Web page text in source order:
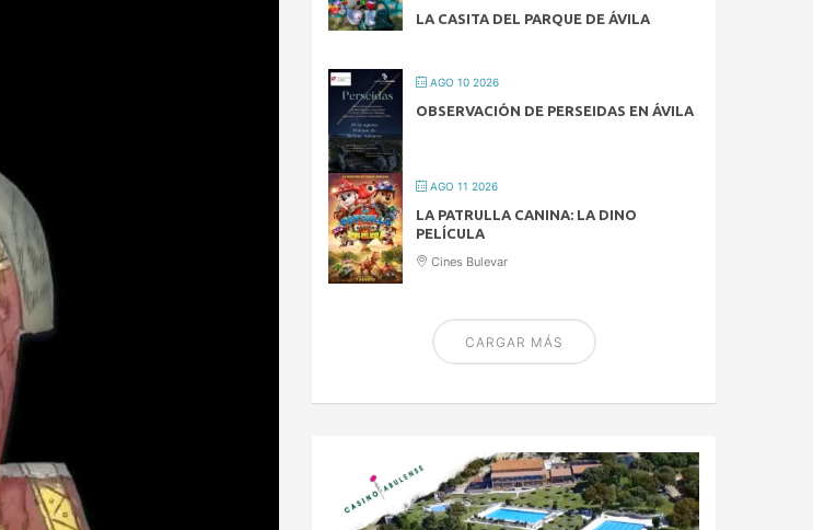
LA CASITA DEL PARQUE DE ÁVILA
AGO 10 2026
OBSERVACIÓN DE PERSEIDAS EN ÁVILA
AGO 11 2026
LA PATRULLA CANINA: LA DINO
PELÍCULA
Cines Bulevar
CARGAR MÁS